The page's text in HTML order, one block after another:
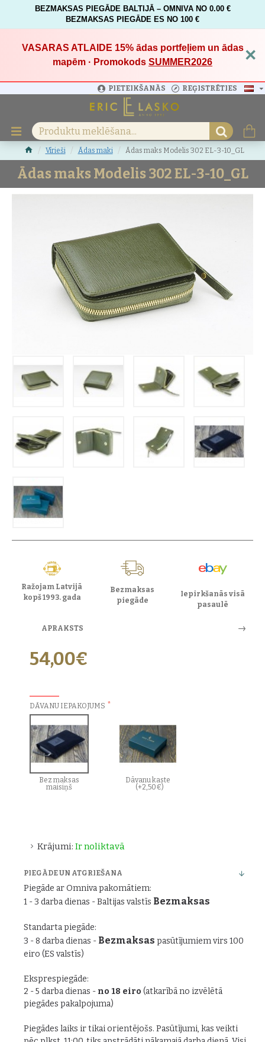
BEZMAKSAS PIEGĀDE BALTIJĀ – OMNIVA NO 0.00 €
BEZMAKSAS PIEGĀDE ES NO 100 €
VASARAS ATLAIDE 15%ādas portfeļiem un ādas
mapēm · Promokods SUMMER2026 ×
PIETEIKŠANĀS REĢISTRĒTIES
Vīrieši Ādas maki Ādas maks Modelis 302 EL-3-10_GL
Ādas maks Modelis 302 EL-3-10_GL
Ražojam Latvijā
kopš 1993. gada
Bezmaksas
piegāde
Iepirkšanās visā
pasaulē
APRAKSTS
Krājumi: Ir noliktavā
54,00€
DĀVANU IEPAKOJUMS
Bez maksas
maisiņš
Dāvanu kaste
(+2,50€)
PIEGĀDE UN ATGRIEŠANA
Piegāde ar Omniva pakomātiem:
1 - 3 darba dienas - Baltijas valstīs Bezmaksas
Standarta piegāde:
3 - 8 darba dienas - Bezmaksas pasūtījumiem virs 100
eiro (ES valstīs)
Eksprespiegāde:
2 - 5 darba dienas - no 18 eiro (atkarībā no izvēlētā
piegādes pakalpojuma)
Piegādes laiks ir tikai orientējošs. Pasūtījumi, kas veikti